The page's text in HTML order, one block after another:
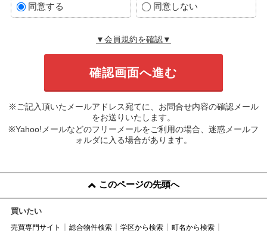
同意する 同意しない
▼会員規約を確認▼
※ご記入頂いたメールアドレス宛てに、お問合せ内容の確認メール
をお送りいたします。
※Yahoo!メールなどのフリーメールをご利用の場合、迷惑メールフ
ォルダに入る場合があります。
このページの先頭へ
買いたい
売買専門サイト 総合物件検索 学区から検索
町名から検索